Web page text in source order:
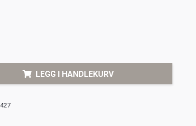
LEGG I HANDLEKURV